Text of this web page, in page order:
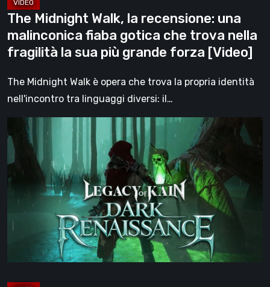
trova
nella
fragilità
la
forza
[Video]
The Midnight Walk, la recensione: una
malinconica fiaba gotica che trova nella
fragilità la sua più grande forza [Video]
The Midnight Walk è opera che trova la propria identità
nell'incontro tra linguaggi diversi: il…
Legacy
of
Dark
Renaissance,
ufficiale